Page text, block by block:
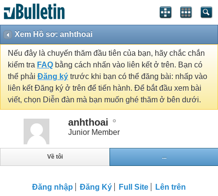
Xem Hồ sơ: anhthoai
Nếu đây là chuyến thăm đầu tiên của bạn, hãy chắc chắn
kiểm tra FAQ bằng cách nhấn vào liên kết ở trên. Bạn có
thể phải Đăng ký trước khi bạn có thể đăng bài: nhấp vào
liên kết Đăng ký ở trên để tiến hành. Để bắt đầu xem bài
viết, chọn Diễn đàn mà bạn muốn ghé thăm ở bên dưới.
anhthoai
Junior Member
Về tôi ...
Đăng nhập Đăng Ký Full Site Lên trên